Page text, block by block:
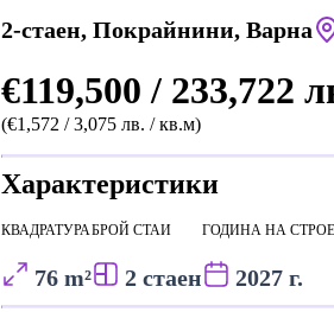
2-стаен, Покрайнини, Варна
€119,500 / 233,722
(€1,572 / 3,075 лв. / кв.м)
Характеристики
КВАДРАТУРА
76 m²
БРОЙ СТАИ
2 стаен
ГОДИНА НА
2027 г.